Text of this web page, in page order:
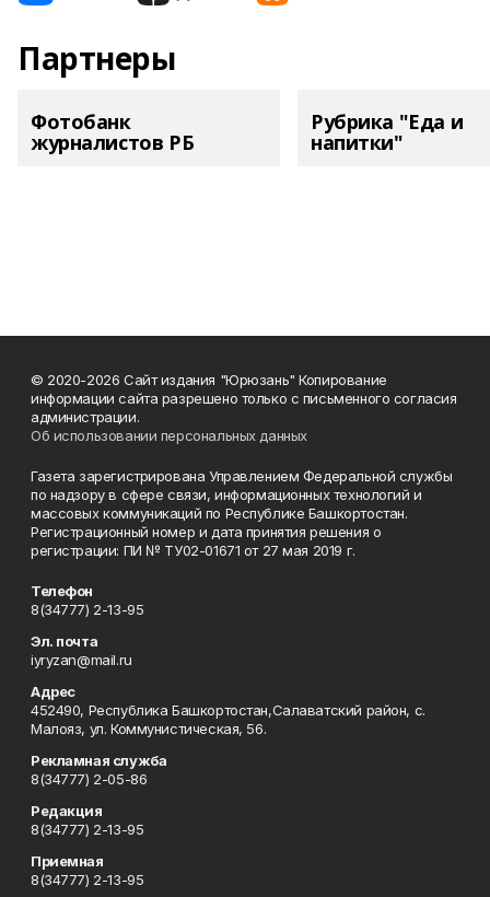
Партнеры
Фотобанк
журналистов РБ
Рубрика "Еда и
напитки"
© 2020-2026 Сайт издания "Юрюзань" Копирование
информации сайта разрешено только с письменного согласия
администрации.
Об использовании персональных данных
Газета зарегистрирована Управлением Федеральной службы
по надзору в сфере связи, информационных технологий и
массовых коммуникаций по Республике Башкортостан.
Регистрационный номер и дата принятия решения о
регистрации: ПИ № ТУ02-01671 от 27 мая 2019 г.
Телефон
8(34777) 2-13-95
Эл. почта
iyryzan@mail.ru
Адрес
452490, Республика Башкортостан,Салаватский район, с.
Малояз, ул. Коммунистическая, 56.
Рекламная служба
8(34777) 2-05-86
Редакция
8(34777) 2-13-95
Приемная
8(34777) 2-13-95